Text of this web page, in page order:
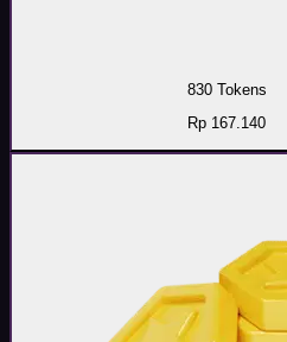
830 Tokens
Rp 167.140